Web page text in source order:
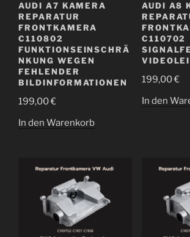
AUDI A7 KAMERA
REPARATUR
FRONTKAMERA
C110802
FUNKTIONSEINSCHRÄ
NKUNG WEGEN
FEHLENDER
BILDINFORMATIONEN
199,00€
In den Warenkorb
AUDI A8
C110702
199,00€
In den